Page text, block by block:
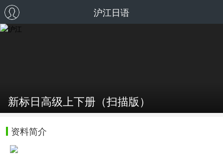
沪江日语
新标日高级上下册（扫描版）
资料简介